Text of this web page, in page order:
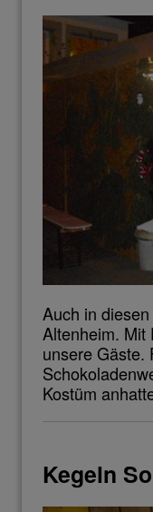
Auch in
Altenheim. Mit
unsere Gäste.
Kostüm
Kegeln